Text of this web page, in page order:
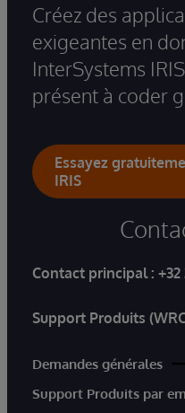
Créez des
exigeantes en
InterSystems
présent à coder
Essayez
IRIS
Contact principal :
Support Produits
Demandes générales
Support Produits par